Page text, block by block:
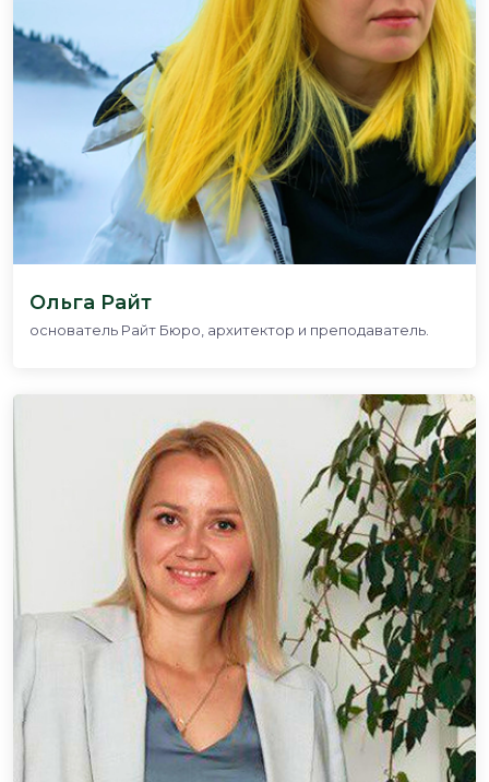
Ольга Райт
основатель Райт Бюро, архитектор и преподаватель.